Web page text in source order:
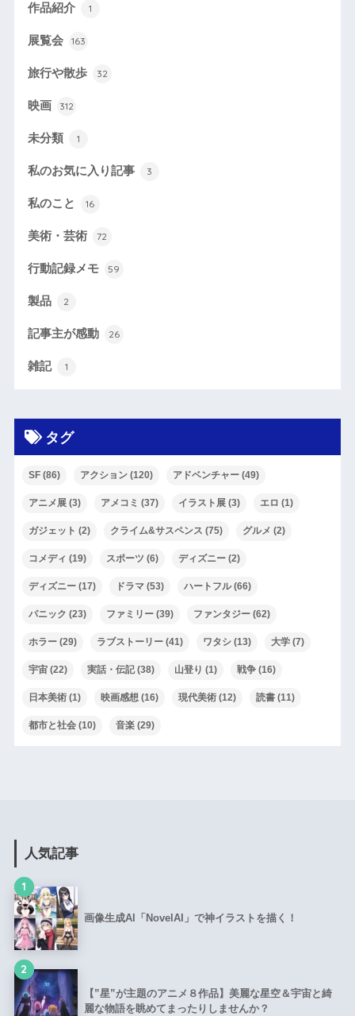
作品紹介 1
展覧会 163
旅行や散歩 32
映画 312
未分類 1
私のお気に入り記事 3
私のこと 16
美術・芸術 72
行動記録メモ 59
製品 2
記事主が感動 26
雑記 1
タグ
SF(86) アクション(120) アドベンチャー(49)
アニメ展(3) アメコミ (37) イラスト展(3) エロ (1)
ガジェット (2) クライム&サスペンス (75) グルメ (2)
コメディ (19) スポーツ (6) ディズニー(2)
ディズニー(17) ドラマ(53) ハートフル(66)
パニック (23) ファミリー(39) ファンタジー(62)
ホラー(29) ラブストーリー(41) ワタシ(13) 大学(7)
宇宙(22) 実話・伝記(38) 山登り (1) 戦争(16)
日本美術(1) 映画感想(16) 現代美術(12) 読書(11)
都市と社会(10) 音楽(29)
人気記事
1
画像生成AI「NovelAI」で神イラストを描く！
2
【”星”が主題のアニメ８作品】美麗な星空＆宇宙と綺
麗な物語を眺めてまったりしませんか？